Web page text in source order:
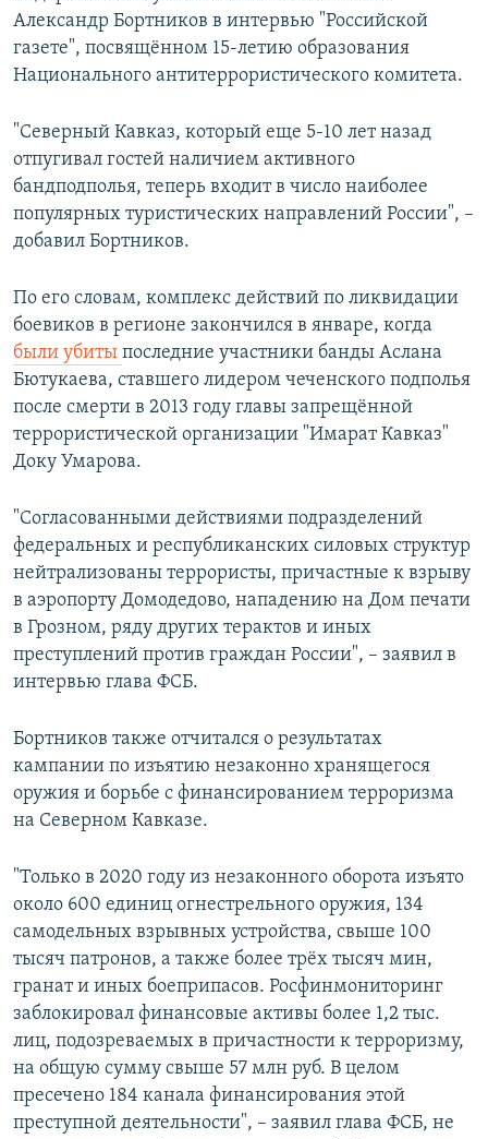
Александр Бортников в интервью "Российской
газете", посвящённом 15-летию образования
Национального антитеррористического комитета.
"Северный Кавказ, который еще 5-10 лет назад
отпугивал гостей наличием активного
бандподполья, теперь входит в число наиболее
популярных туристических направлений России", –
добавил Бортников.
По его словам, комплекс действий по ликвидации
боевиков в регионе закончился в январе, когда
были убиты последние участники банды Аслана
Бютукаева, ставшего лидером чеченского подполья
после смерти в 2013 году главы запрещённой
террористической организации "Имарат Кавказ"
Доку Умарова.
"Согласованными действиями подразделений
федеральных и республиканских силовых структур
нейтрализованы террористы, причастные к взрыву
в аэропорту Домодедово, нападению на Дом печати
в Грозном, ряду других терактов и иных
преступлений против граждан России", – заявил в
интервью глава ФСБ.
Бортников также отчитался о результатах
кампании по изъятию незаконно хранящегося
оружия и борьбе с финансированием терроризма
на Северном Кавказе.
"Только в 2020 году из незаконного оборота изъято
около 600 единиц огнестрельного оружия, 134
самодельных взрывных устройства, свыше 100
тысяч патронов, а также более трёх тысяч мин,
гранат и иных боеприпасов. Росфинмониторинг
заблокировал финансовые активы более 1,2 тыс.
лиц, подозреваемых в причастности к терроризму,
на общую сумму свыше 57 млн руб. В целом
пресечено 184 канала финансирования этой
преступной деятельности", – заявил глава ФСБ, не